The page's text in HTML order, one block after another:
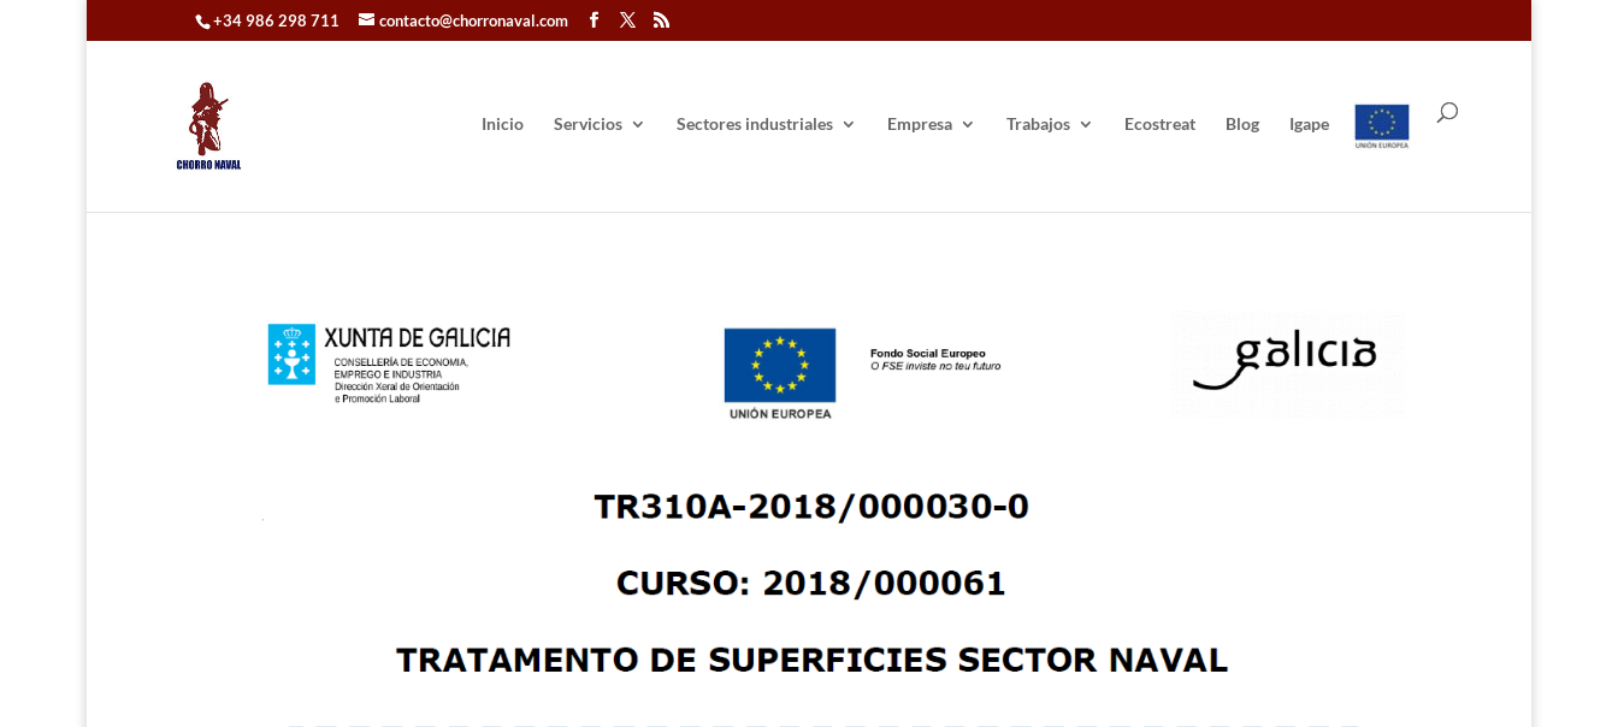
+34 986 298 711 contacto@chorronaval.com
Inicio Servicios Sectores industriales Empresa Trabajos Ecostreat Blog Igape